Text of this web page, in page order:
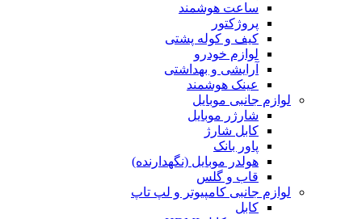
ساعت هوشمند
پروژکتور
کیف و کوله پشتی
لوازم خودرو
آرایشی و بهداشتی
عینک هوشمند
لوازم جانبی موبایل
شارژر موبایل
کابل شارژ
پاور بانک
هولدر موبایل (نگهدارنده)
قاب و گلس
لوازم جانبی کامپیوتر و لپ تاپ
کابل